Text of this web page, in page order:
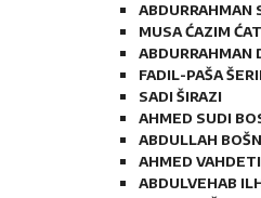
ABDURRAHMAN
MUSA ĆAZIM
ABDURRAHMAN
FADIL-PAŠA
SADI ŠIRAZI
AHMED SUDI
ABDULLAH
AHMED
ABDULVEHAB